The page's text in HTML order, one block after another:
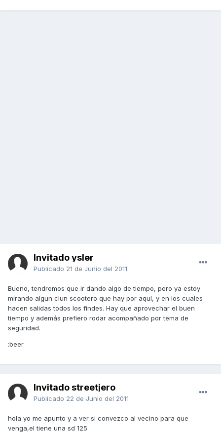
Invitado ysler
Publicado 21 de Junio del 2011
Bueno, tendremos que ir dando algo de tiempo, pero ya estoy
mirando algun clun scootero que hay por aquí, y en los cuales
hacen salidas todos los findes. Hay que aprovechar el buen
tiempo y además prefiero rodar acompañado por tema de
seguridad.
:beer
Invitado streetjero
Publicado 22 de Junio del 2011
hola yo me apunto y a ver si convezco al vecino para que
venga,el tiene una sd 125